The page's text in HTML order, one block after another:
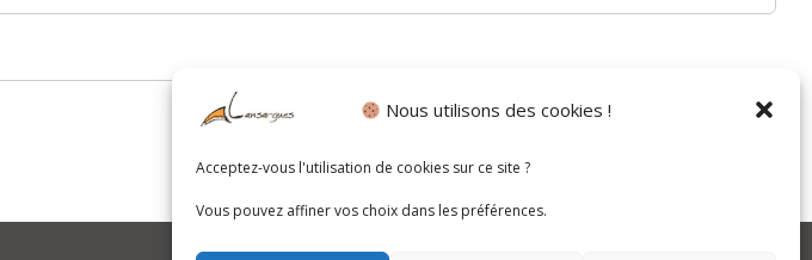
Nous utilisons des cookies !
Acceptez-vous l'utilisation de cookies sur ce site ?
Vous pouvez affiner vos choix dans les préférences.